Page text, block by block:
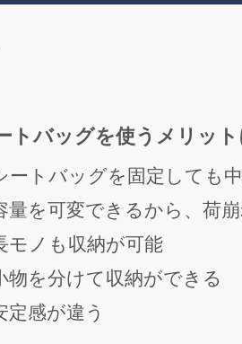
トバッグを使うメリッ
ートバッグを固定しても
量を可変できるから、荷
モノも収納が可能
物を分けて収納ができる
定感が違う